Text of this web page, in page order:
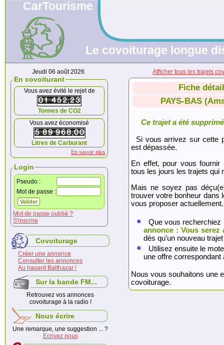
CarTourisme
Le covoiturage longue
Jeudi 06 août 2026
En covoiturant
Vous avez évité le rejet de
Tonnes de CO2
Vous avez économisé
Litres de Carburant
En savoir plus
Login
Pseudo :
Mot de passe :
Mot de passe oublié ?
S'inscrire
Covoiturage
Créer une annonce
Consulter les annonces
Au hasard Balthazar !
Sur la bande FM...
Retrouvez vos annonces
covoiturage à la radio !
Nous écrire
Une remarque, une suggestion ... ?
Ecrivez nous
Afficher tous les trajets
Fiche
PAYS-BAS
Ce trajet a été
Si vous arrivez sur cette
est dépassée.
En effet, pour vous fournir
tous les jours les trajets qui
Mais ne soyez pas
trouver votre bonheur dans
vous proposer actuellement.
Que vous
annonce : Vous serez
dès qu'un nouveau
Utilisez ensuite le
une offre
Nous vous souhaitons une
covoiturage.